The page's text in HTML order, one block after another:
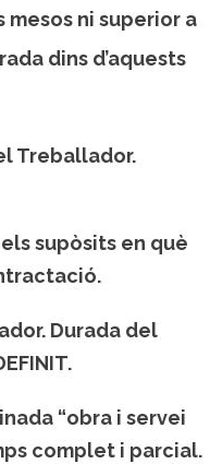
ni superior a
dins d’aquests
Treballador.
supòsits en què
Durada del
“obra i servei
complet i parcial.